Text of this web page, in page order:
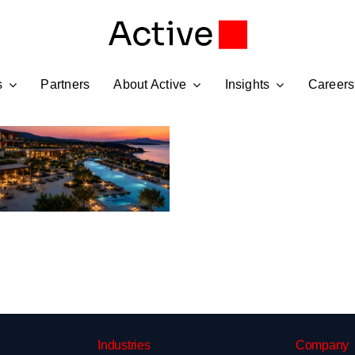
Partners About Active Insights Careers
Industries Company